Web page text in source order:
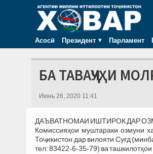
Асосӣ Президент Парламент
БА ТАВАҶҶУҲИ
Июнь 26, 2020 11:41
ДАЪВАТНОМАИ ИШТИРОК ДАР
Комиссияҳои муштараки озмуни
Тоҷикистон дар вилояти Суғд
тел: 83422-6-35-79) ва ташкилотҳои